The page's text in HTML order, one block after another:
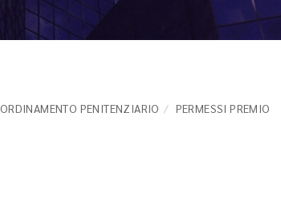
ORDINAMENTO PENITENZIARIO PERMESSI PREMIO